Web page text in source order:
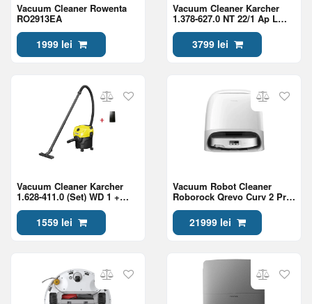
Vacuum Cleaner Rowenta
RO2913EA
1999 lei
Vacuum Cleaner Karcher
1.378-627.0 NT 22/1 Ap L
3799 lei
Vacuum Cleaner Karcher
1.628-411.0 (Set) WD 1 +
1559 lei
Vacuum Robot Cleaner
Roborock Qrevo Curv 2 Pro,
21999 lei